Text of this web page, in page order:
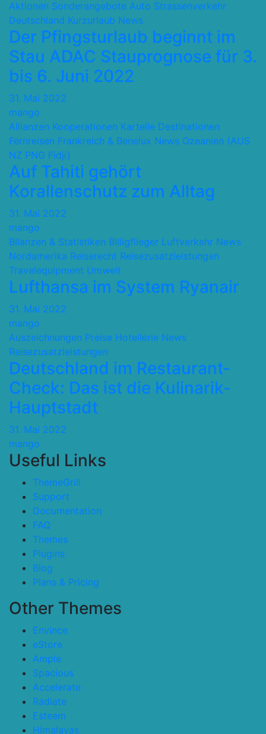
Aktionen Sonderangebote Auto Strassenverkehr
Deutschland Kurzurlaub News
Der Pfingsturlaub beginnt im
Stau ADAC Stauprognose für 3.
bis 6. Juni 2022
31. Mai 2022
mango
Allianzen Kooperationen Kartelle Destinationen
Fernreisen Frankreich & Benelux News Ozeanien (AUS
NZ PNG Fidji)
Auf Tahiti gehört
Korallenschutz zum Alltag
31. Mai 2022
mango
Bilanzen & Statistiken Billigflieger Luftverkehr News
Nordamerika Reiserecht Reisezusatzleistungen
Travelequipment Umwelt
Lufthansa im System Ryanair
31. Mai 2022
mango
Auszeichnungen Preise Hotellerie News
Reisezusatzleistungen
Deutschland im Restaurant-
Check: Das ist die Kulinarik-
Hauptstadt
31. Mai 2022
mango
Useful Links
ThemeGrill
Support
Documentation
FAQ
Themes
Plugins
Blog
Plans & Pricing
Other Themes
Envince
eStore
Ample
Spacious
Accelerate
Radiate
Esteem
Himalayas